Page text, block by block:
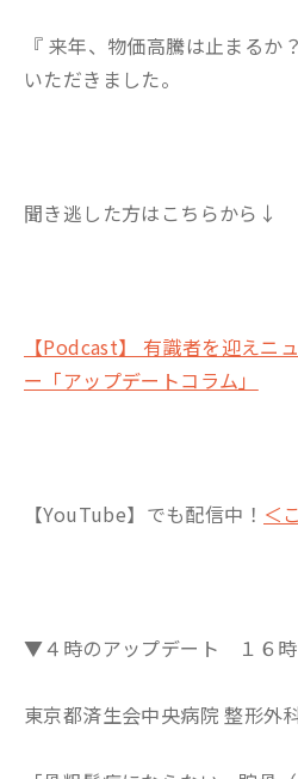
『 来年、物価高騰は止まるか
いただきました。
聞き逃した方はこちらから↓
【Podcast】 有識者を迎えニ
ー「アップデートコラム」
【YouTube】でも配信中！ ＜
▼４時のアップデート １６時
東京都済生会中央病院 整形外